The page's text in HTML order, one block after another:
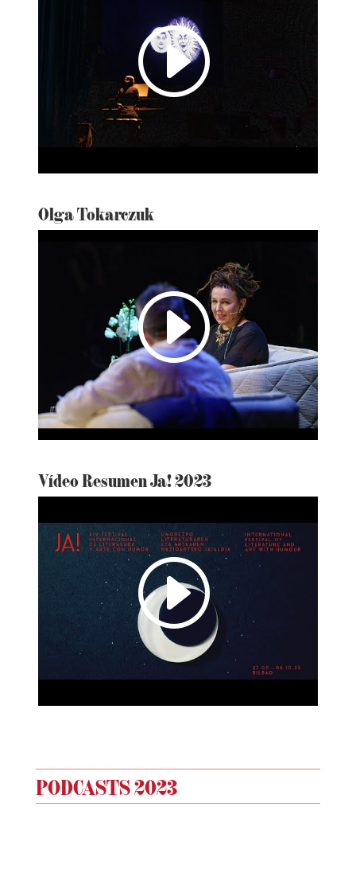
I
Olga Tokarczuk
I
Vídeo Resumen Ja! 2023
I
PODCASTS 2023